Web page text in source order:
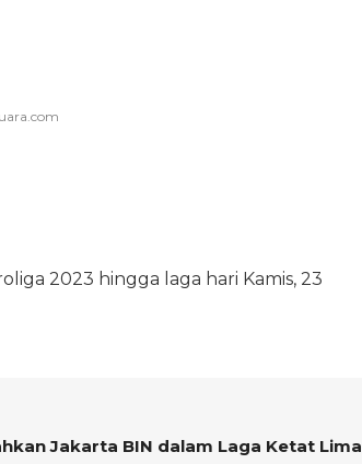
2023 hingga laga hari Kamis, 23
Jakarta BIN dalam Laga Ketat Lima